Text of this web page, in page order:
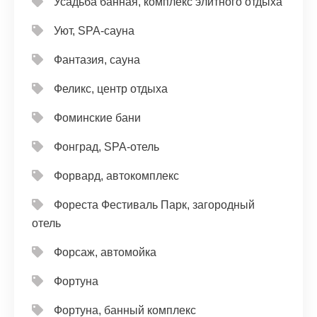
Уют, SPA-сауна
Фантазия, сауна
Феликс, центр отдыха
Фоминские бани
Фонград, SPA-отель
Форвард, автокомплекс
Фореста Фестиваль Парк, загородный
отель
Форсаж, автомойка
Фортуна
Фортуна, банный комплекс